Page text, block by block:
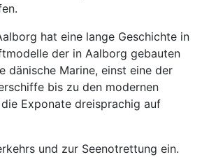
hat eine lange Geschichte in
der in Aalborg gebauten
dänische Marine, einst eine der
bis zu den modernen
Exponate dreisprachig auf
und zur Seenotrettung ein.